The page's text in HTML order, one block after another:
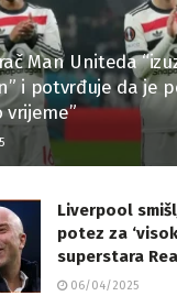
Man Uniteda
i potvrđuje da je
vrijeme”
Liverpool
potez za
superstara
06/04/2025